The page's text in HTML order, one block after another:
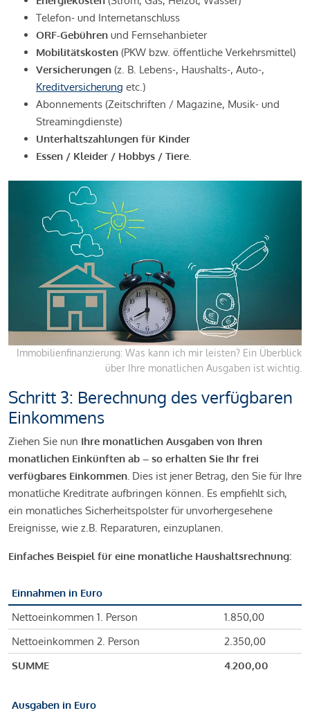
Telefon- und Internetanschluss
ORF-Gebühren und Fernsehanbieter
Mobilitätskosten (PKW bzw. öffentliche Verkehrsmittel)
Versicherungen (z. B. Lebens-, Haushalts-, Auto-,
Kreditversicherung etc.)
Abonnements (Zeitschriften / Magazine, Musik- und
Streamingdienste)
Unterhaltszahlungen für Kinder
Essen / Kleider / Hobbys / Tiere.
Immobilienfinanzierung: Was kann ich mir leisten? Ein Überblick
über Ihre monatlichen Ausgaben ist wichtig.
Schritt 3: Berechnung des verfügbaren
Einkommens
Ziehen Sie nun Ihre monatlichen Ausgaben von Ihren
monatlichen Einkünften ab – so erhalten Sie Ihr frei
verfügbares Einkommen. Dies ist jener Betrag, den Sie für Ihre
monatliche Kreditrate aufbringen können. Es empfiehlt sich,
ein monatliches Sicherheitspolster für unvorhergesehene
Ereignisse, wie z.B. Reparaturen, einzuplanen.
Einfaches Beispiel für eine monatliche Haushaltsrechnung:
Einnahmen in Euro
Nettoeinkommen 1. Person
1.850,00
Nettoeinkommen 2. Person
2.350,00
SUMME
4.200,00
Ausgaben in Euro